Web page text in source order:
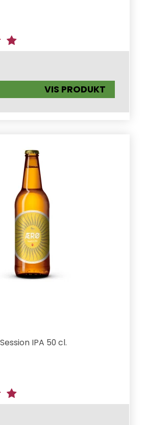
VIS PRODUKT
IPA 50 cl.